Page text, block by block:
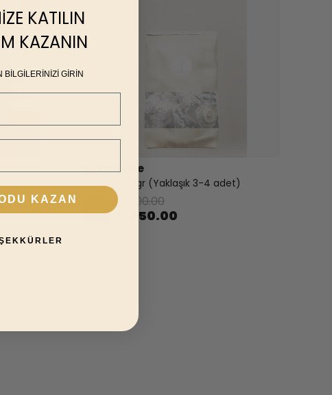
Egeo Norte
Hurma 250gr (Yaklaşık 3-4 adet)
₺ 500.00
₺ 450.00
KATILIN
KAZANIN
BİLGİLERİNİZİ GİRİN
KAZAN